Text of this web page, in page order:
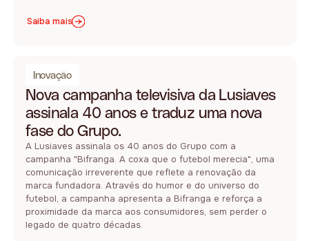
Saiba mais
Inovação
Nova campanha televisiva da Lusiaves
assinala 40 anos e traduz uma nova
fase do Grupo.
A Lusiaves assinala os 40 anos do Grupo com a
campanha "Bifranga. A coxa que o futebol merecia", uma
comunicação irreverente que reflete a renovação da
marca fundadora. Através do humor e do universo do
futebol, a campanha apresenta a Bifranga e reforça a
proximidade da marca aos consumidores, sem perder o
legado de quatro décadas.